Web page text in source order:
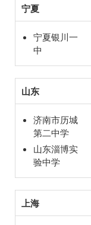
宁夏
宁夏银川一
中
山东
济南市历城
第二中学
山东淄博实
验中学
上海